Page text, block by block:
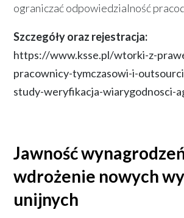
ograniczać odpowiedzialność
Szczegóły oraz rejestracja:
https://www.ksse.pl/wtorki-z-
pracownicy-tymczasowi-i-
study-weryfikacja-wiarygodnosci-
Jawność
wdrożenie nowych
unijnych